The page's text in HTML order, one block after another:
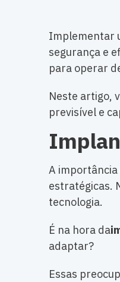
Implementar
segurança e
para operar
Neste artigo,
previsível e
A importância
estratégicas.
tecnologia.
É na hora da
adaptar?
Essas